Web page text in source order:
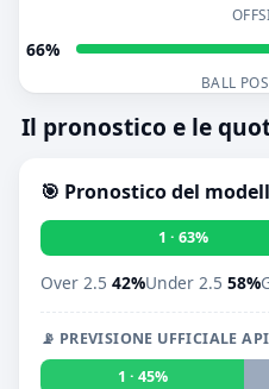
66%
BALL
Il pronostico e le
🎯 Pronostico del
1 · 63%
Over 2.5 42%Under 2.5 58%
📡 PREVISIONE UFFICIALE
1 · 45%